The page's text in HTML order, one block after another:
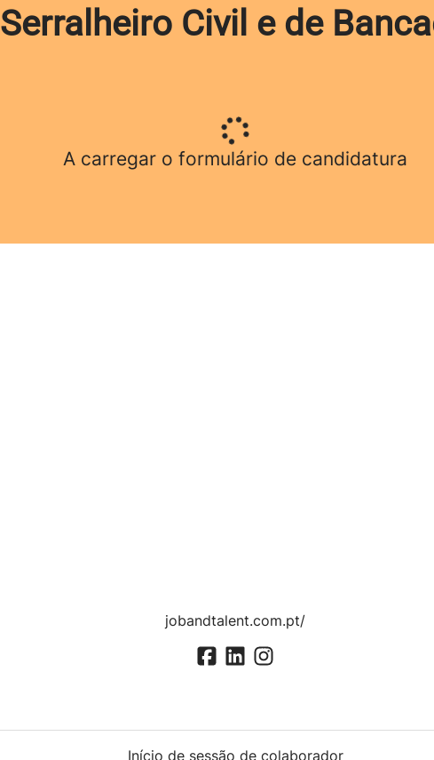
Serralheiro Civil e de
A carregar o formulário de candidatura
jobandtalent.com.pt/
Início de sessão de colaborador